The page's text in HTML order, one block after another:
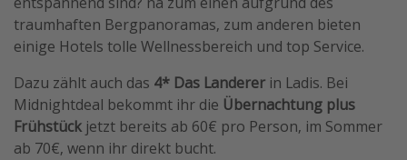
Hotels in Amsterdam
Hotels am Achensee
Weitere Themen
Reise Journal
traumhaften Bergpanoramas, zum anderen bieten
einige Hotels tolle Wellnessbereich und top Service.
Dazu zählt auch das 4* Das Landerer in Ladis. Bei
Midnightdeal bekommt ihr die Übernachtung plus
Frühstück jetzt bereits ab 60€ pro Person, im Sommer
ab 70€, wenn ihr direkt bucht.